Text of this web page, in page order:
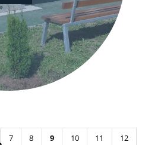
7 8 9 10 11
12